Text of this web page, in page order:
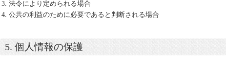
法令により定められる場合
公共の利益のために必要であると判断される場合
5. 個人情報の保護